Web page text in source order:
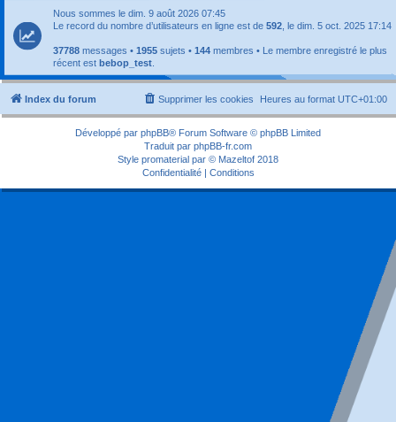
Nous sommes le dim. 9 août 2026 07:45
Le record du nombre d’utilisateurs en ligne est de 592 , le dim. 5 oct. 2025 17:14
37788 messages • 1955 sujets • 144 membres • Le membre enregistré le plus
récent est bebop_test
Index du forum Heures au format UTC+01:00
Supprimer les cookies
Développé par phpBB® Forum Software © phpBB Limited
Traduit par phpBB-fr.com
Style promaterial par © Mazeltof 2018
Confidentialité| Conditions